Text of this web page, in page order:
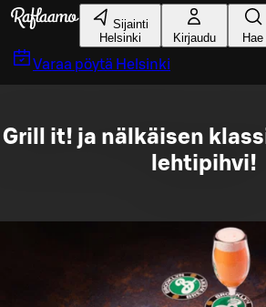
Siirry pääsisältöön
Sijainti
Helsinki
Kirjaudu Hae
Varaa pöytä Helsinki
Grill it! ja nälkäisen
lehtipihvi!